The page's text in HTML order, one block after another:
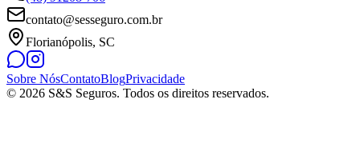
contato@sesseguro.com.br
Florianópolis, SC
Sobre NósContatoBlogPrivacidade
© 2026 S&S Seguros. Todos os direitos reservados.